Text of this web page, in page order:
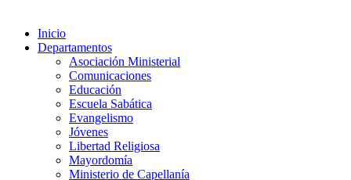
Inicio
Departamentos
Asociación Ministerial
Comunicaciones
Educación
Escuela Sabática
Evangelismo
Jóvenes
Libertad Religiosa
Mayordomía
Ministerio de Capellanía